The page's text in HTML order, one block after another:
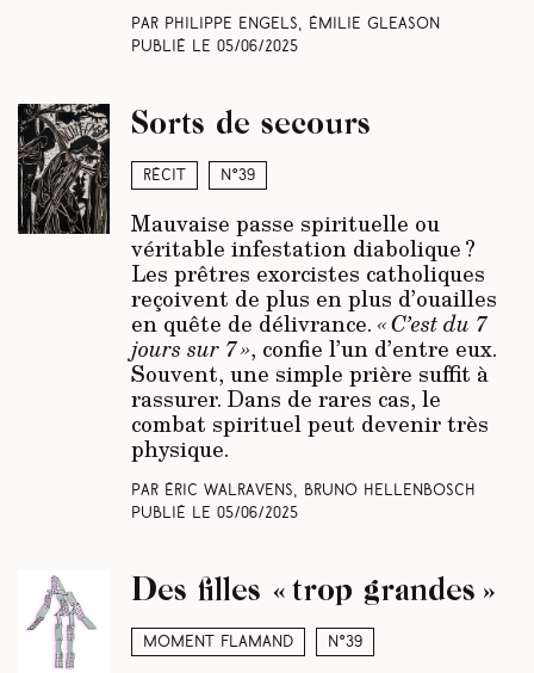
Par Philippe Engels, Émilie Gleason
Publié le 05/06/2025
Récit N°39
Sorts de secours
Mauvaise passe spirituelle ou
véritable infestation diabolique ?
Les prêtres exorcistes catholiques
reçoivent de plus en plus d’ouailles
en quête de délivrance. « C’est du 7
jours sur 7 », confie l’un d’entre eux.
Souvent, une simple prière suffit à
rassurer. Dans de rares cas, le
combat spirituel peut devenir très
physique.
Par Éric Walravens, Bruno Hellenbosch
Publié le 05/06/2025
Moment Flamand N°39
Des filles « trop grandes »